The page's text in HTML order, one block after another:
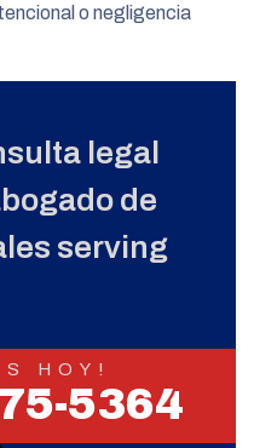
o negligencia
legal
de
serving
HOY!
5364